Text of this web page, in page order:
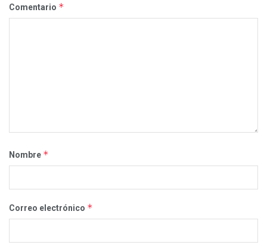
Comentario *
Nombre *
Correo electrónico *